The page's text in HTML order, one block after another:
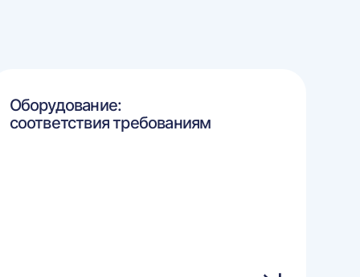
Оборудование:
соответствия требованиям